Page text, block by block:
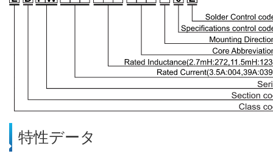
特性データ